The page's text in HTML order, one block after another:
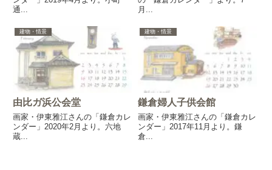
通...
月...
建物・情景
由比ガ浜公会堂
画家・伊東雅江さんの「鎌倉カレ
ンダー」2020年2月より。六地
蔵...
建物・情景
鎌倉婦人子供会館
画家・伊東雅江さんの「鎌倉カレ
ンダー」2017年11月より。鎌
倉...